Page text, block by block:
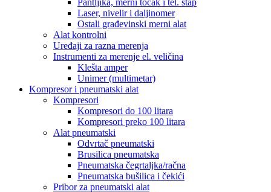
Pantljika, merni točak i tel. štap
Laser, nivelir i daljinomer
Ostali građevinski merni alat
Alat kontrolni
Uređaji za razna merenja
Instrumenti za merenje el. veličina
Klešta amper
Unimer (multimetar)
Kompresor i pneumatski alat
Kompresori
Kompresori do 100 litara
Kompresori preko 100 litara
Alat pneumatski
Odvrtač pneumatski
Brusilica pneumatska
Pneumatska čegrtaljka/račna
Pneumatska bušilica i čekići
Pribor za pneumatski alat